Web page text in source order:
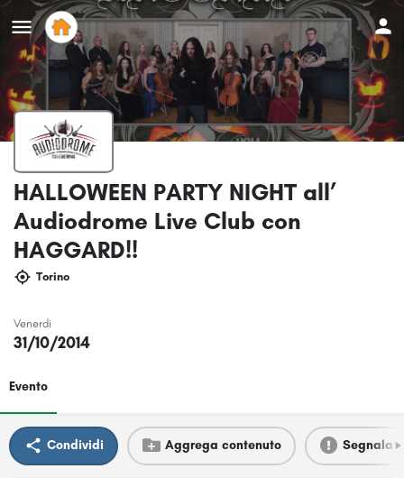
HALLOWEEN PARTY NIGHT all’
Audiodrome Live Club con
HAGGARD!!
Torino
Venerdi
31/10/2014
Evento
Condividi Aggrega contenuto Segnala